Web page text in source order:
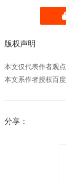
版权声明
本文仅代表作者观
本文系作者授权百
分享：